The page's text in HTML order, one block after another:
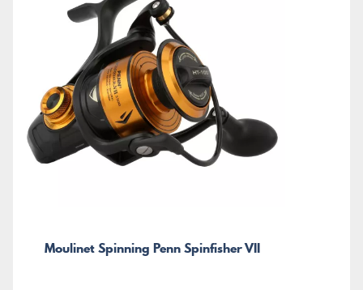
Moulinet Spinning Penn Spinfisher VII